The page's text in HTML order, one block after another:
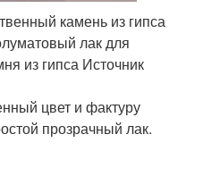
камень из гипса
лак для
из гипса Источник
цвет и фактуру
прозрачный лак.